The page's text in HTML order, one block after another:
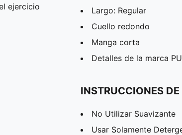
ejercicio
Largo: Regular
Cuello redondo
Manga corta
Detalles de la marca
INSTRUCCIONES
No Utilizar Suavizante
Usar Solamente